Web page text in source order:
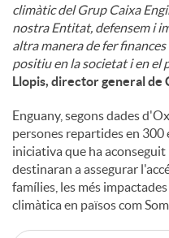
climàtic del Grup Caixa
nostra Entitat, defensem i
altra manera de fer
positiu en la societat i en el
Llopis, director general de
Enguany, segons dades
persones repartides en
iniciativa que ha
destinaran a assegurar
famílies, les més
climàtica en països com